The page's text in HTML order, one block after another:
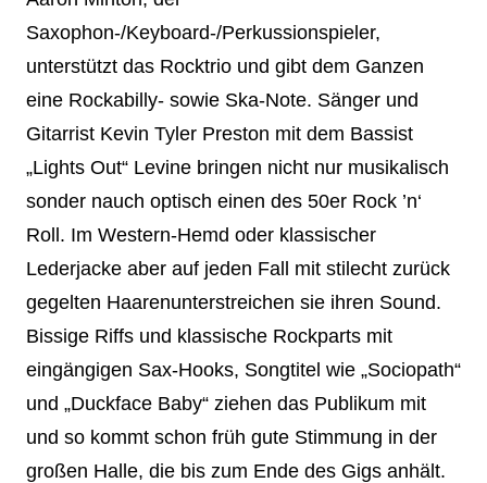
Saxophon-/Keyboard-/Perkussionspieler,
unterstützt das Rocktrio und gibt dem Ganzen
eine Rockabilly- sowie Ska-Note. Sänger und
Gitarrist Kevin Tyler Preston mit dem Bassist
„Lights Out“ Levine bringen nicht nur musikalisch
sonder nauch optisch einen des 50er Rock ’n‘
Roll. Im Western-Hemd oder klassischer
Lederjacke aber auf jeden Fall mit stilecht zurück
gegelten Haarenunterstreichen sie ihren Sound.
Bissige Riffs und klassische Rockparts mit
eingängigen Sax-Hooks, Songtitel wie „Sociopath“
und „Duckface Baby“ ziehen das Publikum mit
und so kommt schon früh gute Stimmung in der
großen Halle, die bis zum Ende des Gigs anhält.